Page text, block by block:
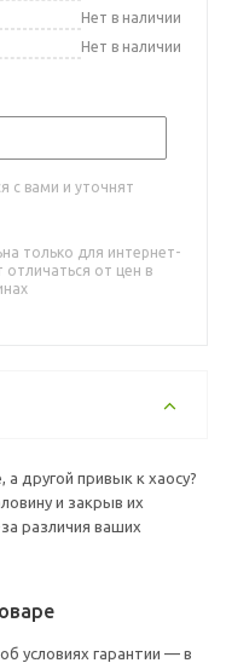
Нет в наличии
Нет в наличии
с вами и уточнят
только для интернет-
от цен в
другой привык к хаосу?
и закрыв их
различия ваших
условиях гарантии — в